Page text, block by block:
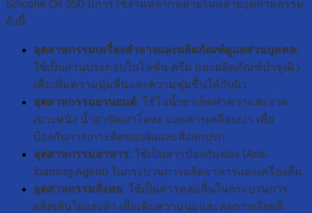
Silicone Oil 350 มีการใช้งานหลากหลายในหลายอุตสาหกรรม
ดังนี้:
อุตสาหกรรมเครื่องสำอางและผลิตภัณฑ์ดูแลส่วนบุคคล:
ใช้เป็นส่วนประกอบในโลชั่น ครีม และผลิตภัณฑ์บำรุงผิว
เพื่อเพิ่มความนุ่มลื่นและความชุ่มชื้นให้กับผิว
อุตสาหกรรมยานยนต์: ใช้ในน้ำยาเช็ดทำความสะอาด
เบาะหนัง น้ำยาขัดเงาโลหะ และสารเคลือบเงา เพื่อ
ป้องกันการเกาะติดของฝุ่นและสิ่งสกปรก
อุตสาหกรรมอาหาร: ใช้เป็นสารป้องกันฟอง (Anti-
foaming Agent) ในกระบวนการผลิตอาหารและเครื่องดื่ม
อุตสาหกรรมสิ่งทอ: ใช้เป็นสารหล่อลื่นในกระบวนการ
ผลิตเส้นใยและผ้า เพื่อเพิ่มความนุ่มและลดการเสียดสี